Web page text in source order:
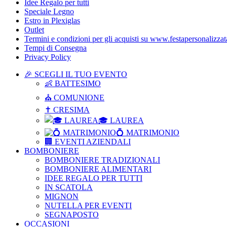
Idee Regalo per tutti
Speciale Legno
Estro in Plexiglas
Outlet
Termini e condizioni per gli acquisti su
Tempi di Consegna
Privacy Policy
🎉 SCEGLI IL TUO EVENTO
👶 BATTESIMO
⛪ COMUNIONE
✝ CRESIMA
🎓 LAUREA
💍 MATRIMONIO
🏢 EVENTI AZIENDALI
BOMBONIERE
BOMBONIERE TRADIZIONALI
BOMBONIERE ALIMENTARI
IDEE REGALO PER TUTTI
IN SCATOLA
MIGNON
NUTELLA PER EVENTI
SEGNAPOSTO
OCCASIONI